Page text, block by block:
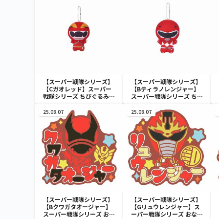
【スーパー戦隊シリーズ】
【Cガオレッド】スーパー
戦隊シリーズ ちびぐるみ～
【スーパー戦隊シリーズ】
【Bティラノレンジャー】
スーパー戦隊シリーズ ちび
25.08.07
【スーパー戦隊シリーズ】
【Bクワガタオージャー】
スーパー戦隊シリーズ おな
25.08.07
【スーパー戦隊シリーズ】
【Gリュウレンジャー】ス
ーパー戦隊シリーズ おなま